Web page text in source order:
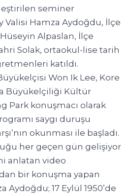
seminer
Valisi Hamza Aydoğdu, İlçe
Alpaslan, İlçe
Solak, ortaokul-lise tarih
katıldı.
Won Ik Lee, Kore
Büyükelçiliği Kültür
Park konuşmacı olarak
saygı duruşu
okunması ile başladı.
her geçen gün gelişiyor
anlatan video
bir konuşma yapan
Aydoğdu; 17 Eylül 1950’de